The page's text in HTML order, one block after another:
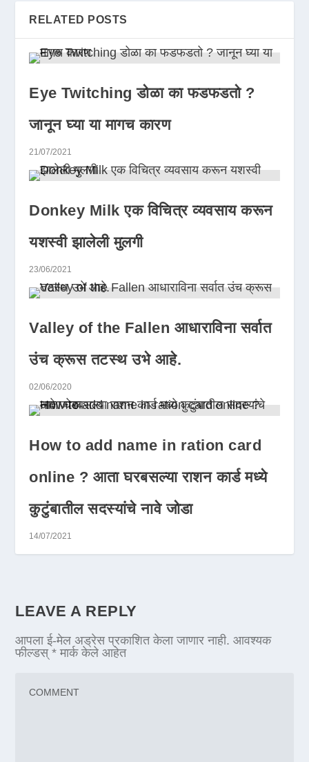
RELATED POSTS
Eye Twitching डोळा का फडफडतो ?
जानून घ्या या मागच कारण
21/07/2021
Donkey Milk एक विचित्र व्यवसाय करून
यशस्वी झालेली मुलगी
23/06/2021
Valley of the Fallen आधाराविना सर्वात
उंच क्रूस तटस्थ उभे आहे.
02/06/2020
How to add name in ration card
online ? आता घरबसल्या राशन कार्ड मध्ये
कुटुंबातील सदस्यांचे नावे जोडा
14/07/2021
LEAVE A REPLY
आपला ई-मेल अड्रेस प्रकाशित केला जाणार नाही. आवश्यक
फील्डस्* मार्क केले आहेत